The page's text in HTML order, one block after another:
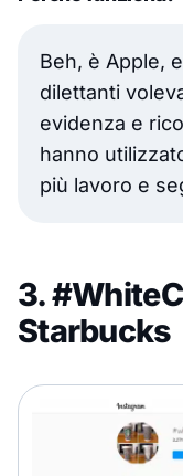
Beh, è Apple,
dilettanti
evidenza e
hanno
più lavoro e
3.
Starbucks